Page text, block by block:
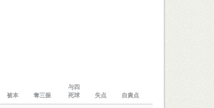
被本 奪三振
与四
死球
失点 自責点